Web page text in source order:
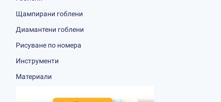
Щампирани гоблени
Диамантени гоблени
Рисуване по номера
Инструменти
Материали